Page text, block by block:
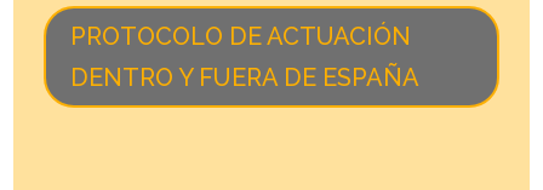
PROTOCOLO DE ACTUACIÓN
DENTRO Y FUERA DE ESPAÑA